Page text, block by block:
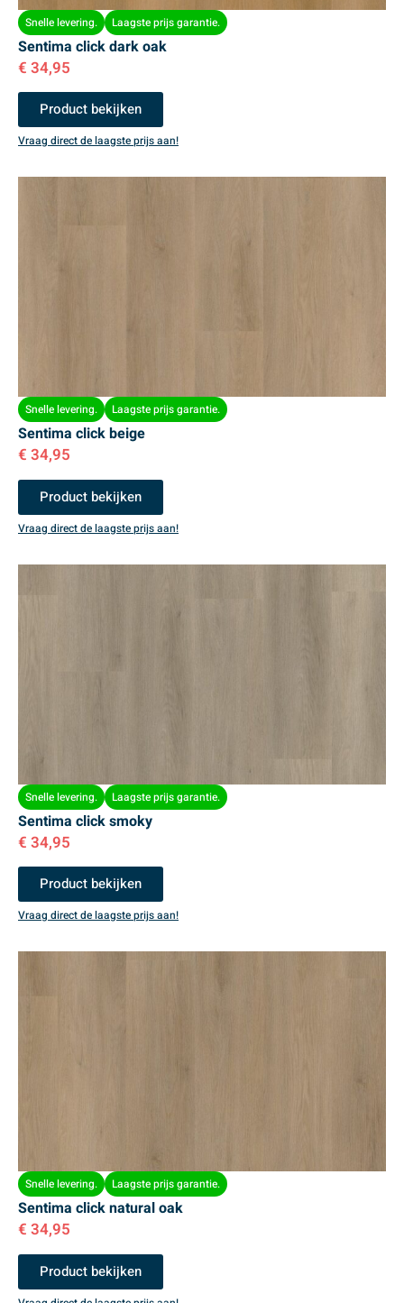
Snelle levering. Laagste prijs garantie.
Sentima click dark oak
€ 34,95
Product bekijken
Vraag direct de laagste prijs aan!
Snelle levering. Laagste prijs garantie.
Sentima click beige
€ 34,95
Product bekijken
Vraag direct de laagste prijs aan!
Snelle levering. Laagste prijs garantie.
Sentima click smoky
€ 34,95
Product bekijken
Vraag direct de laagste prijs aan!
Snelle levering. Laagste prijs garantie.
Sentima click natural oak
€ 34,95
Product bekijken